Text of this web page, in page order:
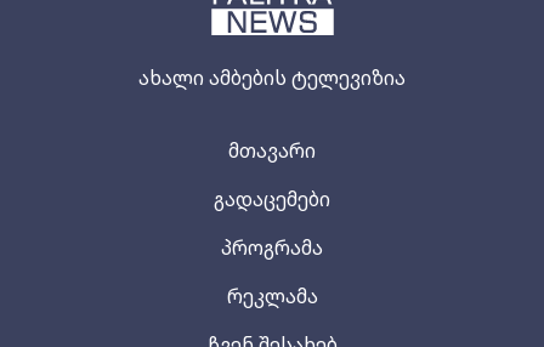
ახალი ამბების ტელევიზია
მთავარი
გადაცემები
პროგრამა
რეკლამა